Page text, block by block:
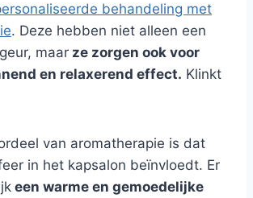
behandeling met
. Deze hebben niet alleen een
maar ze zorgen ook voor
en relaxerend effect. Klinkt
van aromatherapie is dat
in het kapsalon beïnvloedt. Er
een warme en gemoedelijke